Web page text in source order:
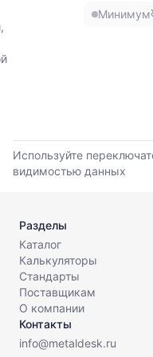
максимальной
последние
6
месяцев.
чтобы
оценить
тренд
разброс
цен
на
Минимум
Используйте
видимостью данных
Разделы
Каталог
Калькуляторы
Стандарты
Поставщикам
О компании
Контакты
info@metaldesk.ru